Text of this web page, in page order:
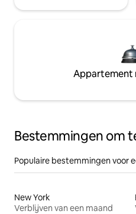
Appartement
Bestemmingen om
Populaire bestemmingen voor
New York
Verblijven van een maand